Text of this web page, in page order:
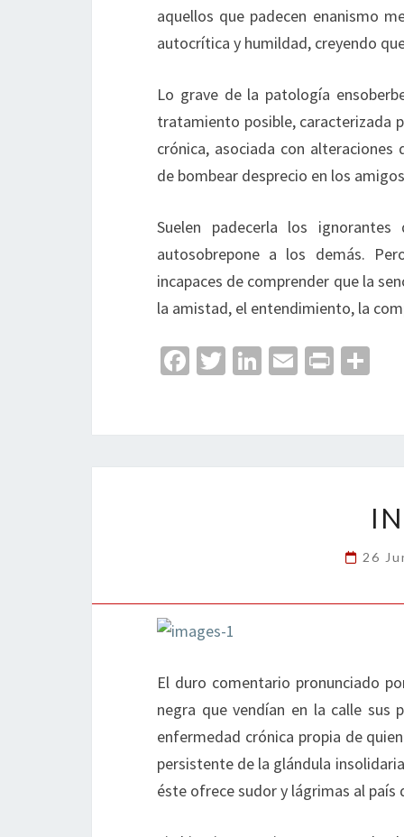
aquellos que padecen enanismo
autocrítica y humildad, creyendo
Lo grave de la patología
tratamiento posible, caracterizada
crónica, asociada con
de bombear desprecio en los
Suelen padecerla los
autosobrepone a los demás.
incapaces de comprender que la
la amistad, el entendimiento, la
Fa
o
T
Li
n
E
Pr
ar
tir
26
El duro comentario pronunciado
negra que vendían en la calle
enfermedad crónica propia de
persistente de la glándula
éste ofrece sudor y lágrimas al país